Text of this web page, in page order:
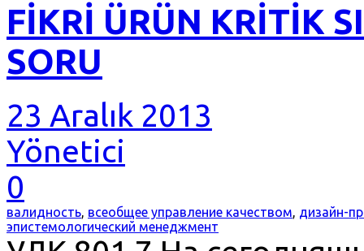
FİKRİ ÜRÜN KRİTİK
SORU
23 Aralık 2013
Yönetici
0
валидность, всеобщее управление качеством, дизайн-
эпистемологический менеджмент